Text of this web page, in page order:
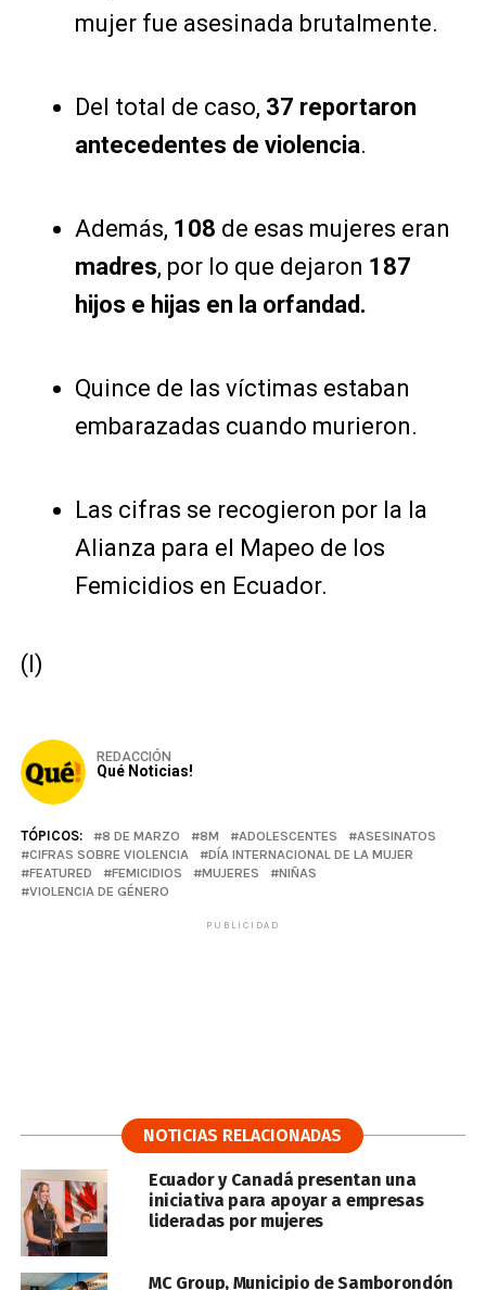
mujer fue asesinada brutalmente.
Del total de caso, 37 reportaron
antecedentes de violencia.
Además, 108 de esas mujeres eran
madres, por lo que dejaron 187
hijos e hijas en la orfandad.
Quince de las víctimas estaban
embarazadas cuando murieron.
Las cifras se recogieron por la la
Alianza para el Mapeo de los
Femicidios en Ecuador.
(I)
REDACCIÓN
Qué Noticias!
TÓPICOS: 8 DE MARZO 8M ADOLESCENTES
ASESINATOS
CIFRAS SOBRE VIOLENCIA
DÍA INTERNACIONAL DE LA MUJER
FEATURED
FEMICIDIOS MUJERES
NIÑAS
VIOLENCIA DE GÉNERO
PUBLICIDAD
NOTICIAS RELACIONADAS
Ecuador y Canadá presentan una
iniciativa para apoyar a empresas
lideradas por mujeres
MC Group, Municipio de Samborondón